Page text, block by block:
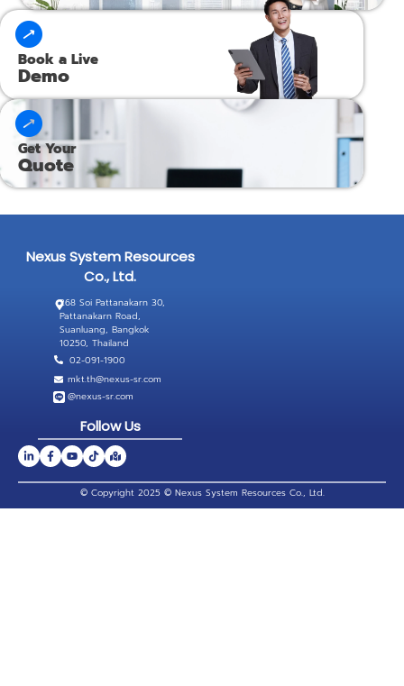
Book a Live
Demo​
Get Your​​
Quote​
Nexus System Resources
Co., Ltd.
268 Soi Pattanakarn 30,
Pattanakarn Road,
Suanluang, Bangkok
10250, Thailand
02-091-1900
mkt.th@nexus-sr.com
@nexus-sr.com
Follow Us
© Copyright 2025 © Nexus System Resources Co., Ltd.